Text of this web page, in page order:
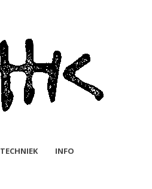
TECHNIEK INFO